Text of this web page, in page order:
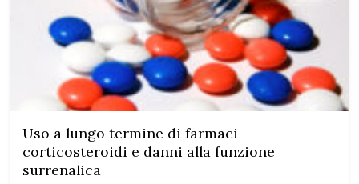
Uso a lungo termine di farmaci
corticosteroidi e danni alla funzione
surrenalica